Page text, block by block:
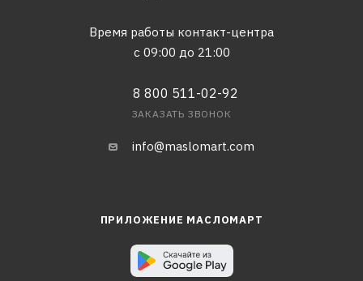
Время работы контакт-центра
с 09:00 до 21:00
8 800 511-02-92
ЗАКАЗАТЬ ЗВОНОК
info@maslomart.com
ПРИЛОЖЕНИЕ МАСЛОМАРТ